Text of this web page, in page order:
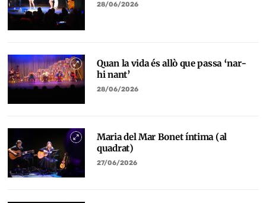
28/06/2026
Quan la vida és allò que passa ‘nar-
hi nant’
28/06/2026
Maria del Mar Bonet íntima (al
quadrat)
27/06/2026